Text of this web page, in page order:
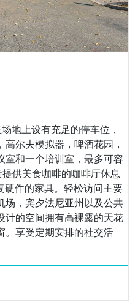
地上设有充足的停车位，
尔夫模拟器，啤酒花园，
室和一个培训室，最多可容
供美食咖啡的咖啡厅休息
硬件的家具。轻松访问主要
场，宾夕法尼亚州以及公共
计的空间拥有高裸露的天花
。享受定期安排的社交活